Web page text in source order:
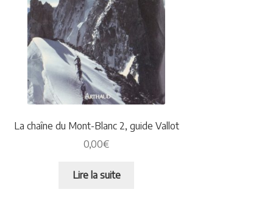
La chaîne du Mont-Blanc 2, guide Vallot
0,00€
Lire la suite